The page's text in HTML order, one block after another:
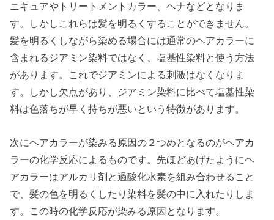
ニキュアやトリートメントカラー、ヘナなどとなりま
す。しかしこれらは髪を明るくすることができません。
髪を明るくしながら染める場合には通常のヘアカラーに
含まれるジアミン染料ではなく、塩基性染料と使う方法
があります。これでジアミンによる刺激はなくなりま
す。しかし欠点があり、ジアミン染料に比べて塩基性染
料は色落ちが早く持ちが悪いという特徴があります。
次にヘアカラーが染みる原因の２つめとなるのがヘアカ
ラーの化学反応によるものです。先ほどあげたようにヘ
アカラーはアルカリ剤と過酸化水素を組み合わせること
で、髪の色を明るくしたり染料を髪の中に入れたりしま
す。この時の化学反応が染みる原因となります。